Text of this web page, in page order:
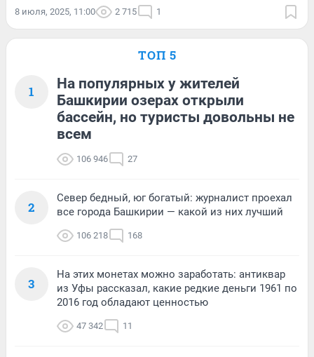
8 июля, 2025, 11:00 2 715 1
ТОП 5
1
На популярных у жителей
Башкирии озерах открыли
бассейн, но туристы довольны не
всем
106 946 27
2
Север бедный, юг богатый: журналист проехал
все города Башкирии — какой из них лучший
106 218 168
3
На этих монетах можно заработать: антиквар
из Уфы рассказал, какие редкие деньги 1961 по
2016 год обладают ценностью
47 342 11